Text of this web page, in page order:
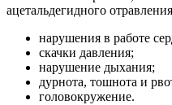
ацетальдегидного
нарушения в работе
скачки давления;
нарушение дыхания;
дурнота, тошнота и
головокружение.